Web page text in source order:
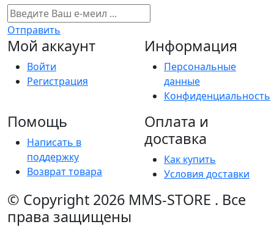
Отправить
Мой аккаунт
Войти
Регистрация
Информация
Персональные
данные
Конфиденциальность
Помощь
Написать в
поддержку
Возврат товара
Оплата и
доставка
Как купить
Условия доставки
© Copyright 2026 MMS-STORE . Все
права защищены